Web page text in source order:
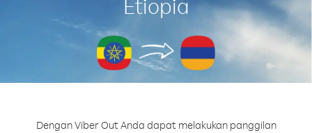
Etiopia
Dengan Viber Out Anda dapat melakukan panggilan